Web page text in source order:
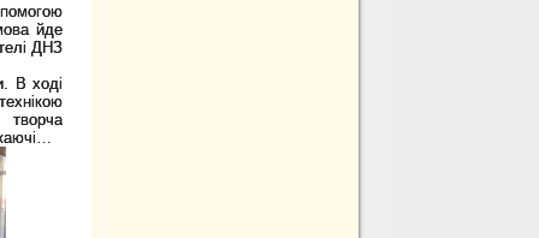
йде
ДНЗ
В ході
творча